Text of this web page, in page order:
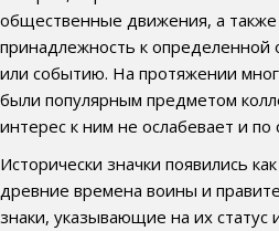
общественные движения, а
принадлежность к определенной
или событию. На протяжении
были популярным предметом
интерес к ним не ослабевает и по
Исторически значки появились
древние времена воины и
знаки, указывающие на их статус